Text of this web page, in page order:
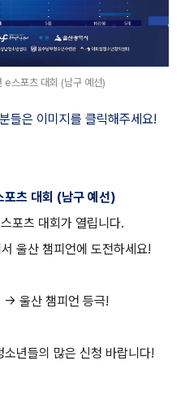
스포츠 대회 (남구 예선)
들은 이미지를 클릭해주세요!
포츠 대회 (남구 예선)
스포츠 대회가 열립니다.
울산 챔피언에 도전하세요!
→ 울산 챔피언 등극!
소년들의 많은 신청 바랍니다!